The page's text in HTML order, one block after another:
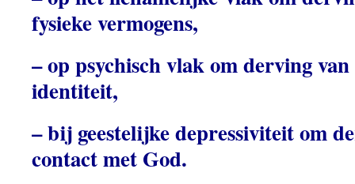
fysieke vermogens,
– op psychisch vlak om derving
identiteit,
– bij geestelijke depressiviteit om
contact met God.